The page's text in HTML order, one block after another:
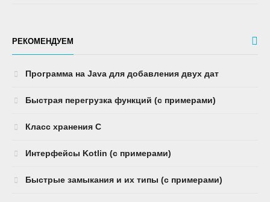
РЕКОМЕНДУЕМ
Программа на Java для добавления двух дат
Быстрая перегрузка функций (с примерами)
Класс хранения C
Интерфейсы Kotlin (с примерами)
Быстрые замыкания и их типы (с примерами)